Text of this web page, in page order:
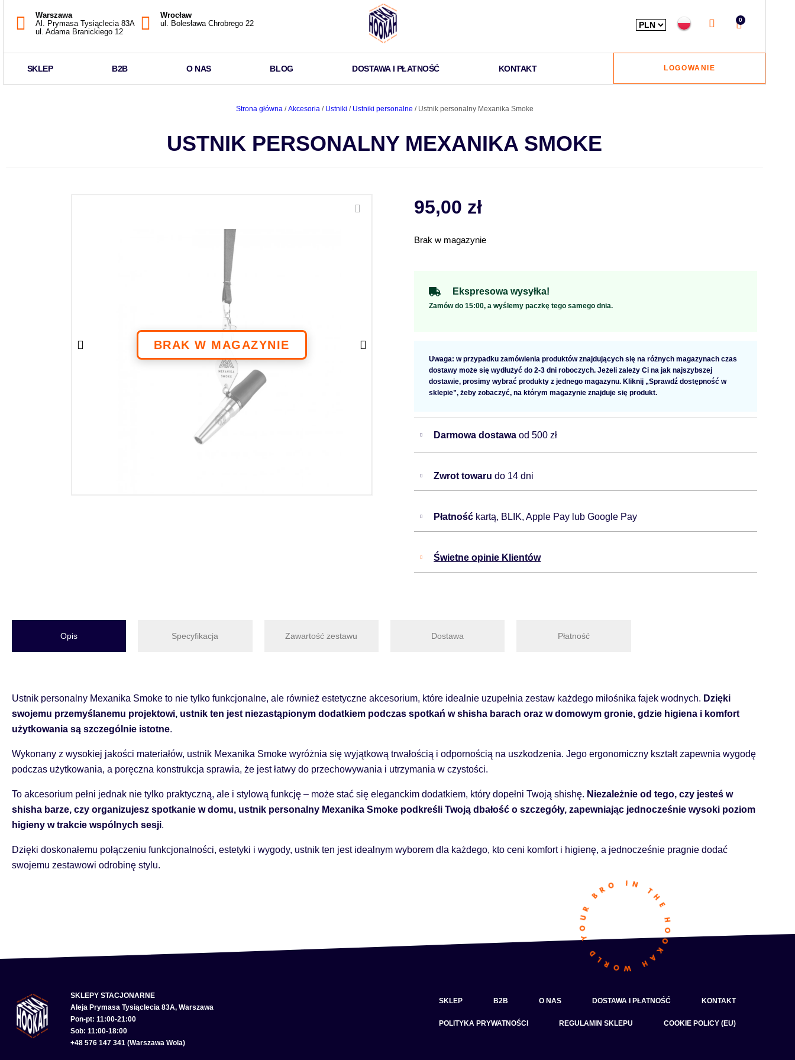
Warszawa
Al. Prymasa Tysiąclecia 83A
ul. Adama Branickiego 12
Wrocław
ul. Bolesława Chrobrego 22
0
SKLEP B2B O NAS BLOG DOSTAWA I PŁATNOŚĆ KONTAKT LOGOWANIE
Strona główna/Akcesoria/ Ustniki / Ustniki personalne / Ustnik personalny Mexanika Smoke
USTNIK PERSONALNY MEXANIKA SMOKE
95,00 zł
Brak w magazynie
Ekspresowa wysyłka!
Zamów do 15:00, a wyślemy paczkę tego samego dnia.
Uwaga: w przypadku zamówienia produktów znajdujących się na różnych magazynach czas
dostawy może się wydłużyć do 2-3 dni roboczych. Jeżeli zależy Ci na jak najszybszej
dostawie, prosimy wybrać produkty z jednego magazynu. Kliknij „Sprawdź dostępność w
sklepie”, żeby zobaczyć, na którym magazynie znajduje się produkt.
Darmowa dostawaod 500 zł
Zwrot towarudo 14 dni
Płatność kartą, BLIK, Apple Pay lub Google Pay
Świetne opinie Klientów
Opis Specyfikacja Zawartość zestawu Dostawa Płatność
Ustnik personalny Mexanika Smoke to nie tylko funkcjonalne, ale również estetyczne akcesorium, które idealnie uzupełnia zestaw każdego miłośnika fajek wodnych. Dzięki
swojemu przemyślanemu projektowi, ustnik ten jest niezastąpionym dodatkiem podczas spotkań w shisha barach oraz w domowym gronie, gdzie higiena i komfort
użytkowania są szczególnie istotne.
Wykonany z wysokiej jakości materiałów, ustnik Mexanika Smoke wyróżnia się wyjątkową trwałością i odpornością na uszkodzenia. Jego ergonomiczny kształt zapewnia wygodę
podczas użytkowania, a poręczna konstrukcja sprawia, że jest łatwy do przechowywania i utrzymania w czystości.
To akcesorium pełni jednak nie tylko praktyczną, ale i stylową funkcję – może stać się eleganckim dodatkiem, który dopełni Twoją shishę. Niezależnie od tego, czy jesteś w
shisha barze, czy organizujesz spotkanie w domu, ustnik personalny Mexanika Smoke podkreśli Twoją dbałość o szczegóły, zapewniając jednocześnie wysoki poziom
higieny w trakcie wspólnych sesji.
Dzięki doskonałemu połączeniu funkcjonalności, estetyki i wygody, ustnik ten jest idealnym wyborem dla każdego, kto ceni komfort i higienę, a jednocześnie pragnie dodać
swojemu zestawowi odrobinę stylu.
SKLEPY STACJONARNE
Aleja Prymasa Tysiąclecia 83A, Warszawa
Pon-pt: 11:00-21:00
Sob: 11:00-18:00
+48 576 147 341 (Warszawa Wola)
SKLEP B2B O NAS DOSTAWA I PŁATNOŚĆ KONTAKT
POLITYKA PRYWATNOŚCI REGULAMIN SKLEPU COOKIE POLICY (EU)